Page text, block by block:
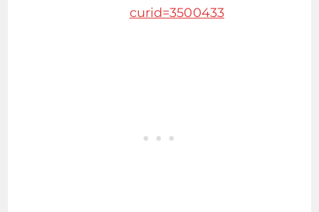
curid=3500433